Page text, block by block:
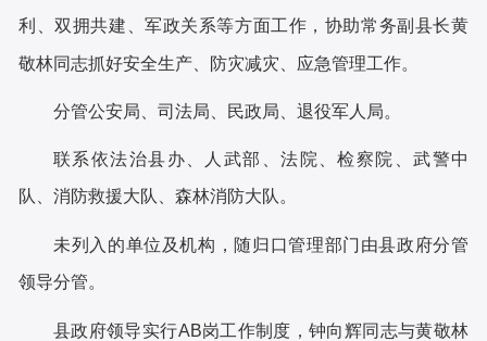
利、双拥共建、军政关系等方面工作，协助常务副县长黄
敬林同志抓好安全生产、防灾减灾、应急管理工作。
分管公安局、司法局、民政局、退役军人局。
联系依法治县办、人武部、法院、检察院、武警中
队、消防救援大队、森林消防大队。
未列入的单位及机构，随归口管理部门由县政府分管
领导分管。
县政府领导实行AB岗工作制度，钟向辉同志与黄敬林